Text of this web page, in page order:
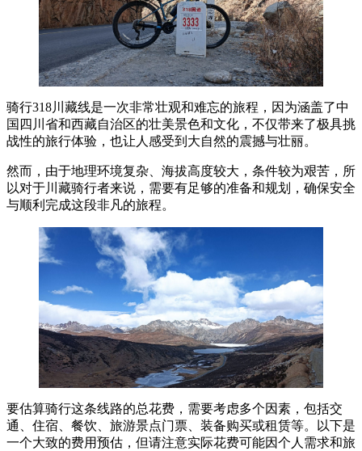
骑行318川藏线是一次非常壮观和难忘的旅程，因为涵盖了中
国四川省和西藏自治区的壮美景色和文化，不仅带来了极具挑
战性的旅行体验，也让人感受到大自然的震撼与壮丽。
然而，由于地理环境复杂、海拔高度较大，条件较为艰苦，所
以对于川藏骑行者来说，需要有足够的准备和规划，确保安全
与顺利完成这段非凡的旅程。
要估算骑行这条线路的总花费，需要考虑多个因素，包括交
通、住宿、餐饮、旅游景点门票、装备购买或租赁等。以下是
一个大致的费用预估，但请注意实际花费可能因个人需求和旅